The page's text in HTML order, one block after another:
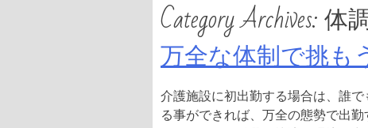
Category Archives: 体
万全な体制で挑も
介護施設に初出勤する場合は、誰
る事ができれば、万全の態勢で出